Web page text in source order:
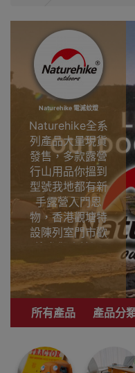
Naturehike 電滅蚊燈
Naturehike全系
列產品大量現貨
發售，多款露營
行山用品你搵到
型號我地都有新
手露營入門恩
物，香港觀塘特
設陳列室門市歡
迎參觀直接選
購。
專業戶外運動品
牌 致力提供銷售
優質登山、行
山、露營用品。
登山、攀岩、徒
步、露營等戶外
所有產品 產品分